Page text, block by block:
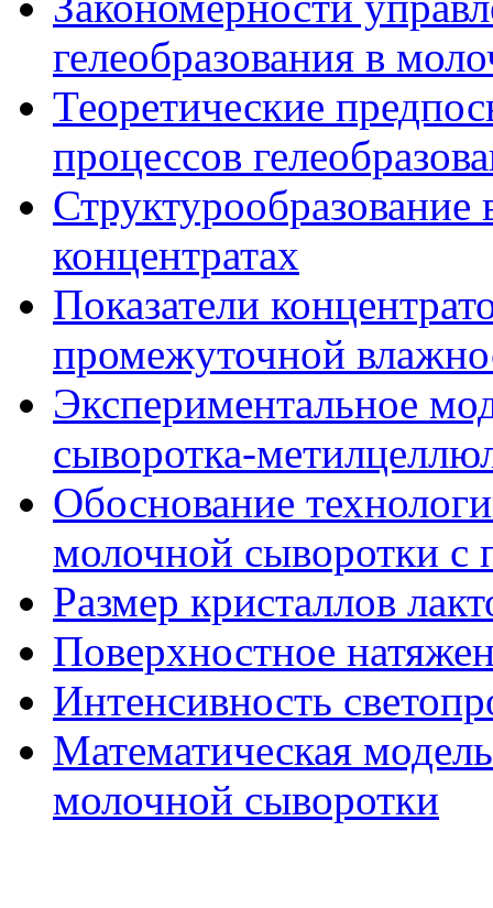
гелеобразования в
Теоретические
процессов
концентратах
Показатели
промежуточной
Экспериментальное
сыворотка-
Обоснование
молочной сыворотки
Размер кристаллов
Поверхностное
Интенсивность
Математическая
молочной сыворотки